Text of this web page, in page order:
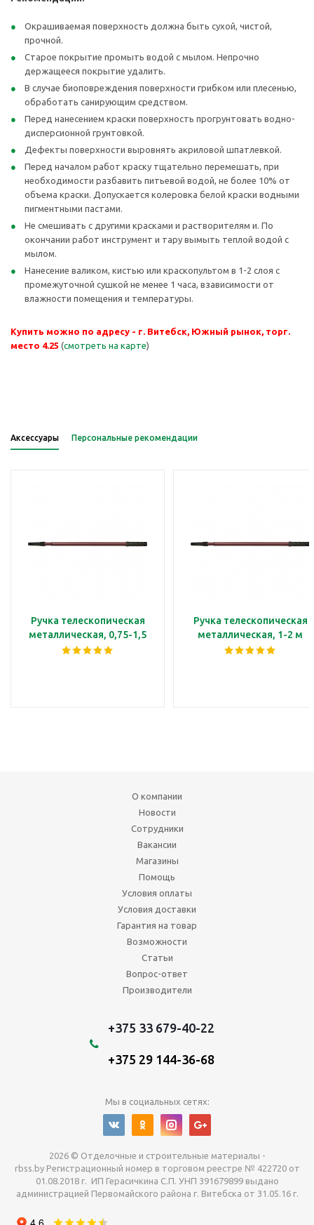
Окрашиваемая поверхность должна быть сухой, чистой,
прочной.
Старое покрытие промыть водой с мылом. Непрочно
держащееся покрытие удалить.
В случае биоповреждения поверхности грибком или плесенью,
обработать санирующим средством.
Перед нанесением краски поверхность прогрунтовать водно-
дисперсионной грунтовкой.
Дефекты поверхности выровнять акриловой шпатлевкой.
Перед началом работ краску тщательно перемешать, при
необходимости разбавить питьевой водой, не более 10% от
объема краски. Допускается колеровка белой краски водными
пигментными пастами.
Не смешивать с другими красками и растворителям и. По
окончании работ инструмент и тару вымыть теплой водой с
мылом.
Нанесение валиком, кистью или краскопультом в 1-2 слоя с
промежуточной сушкой не менее 1 часа, взависимости от
влажности помещения и температуры.
Купить можно по адресу - г. Витебск, Южный рынок, торг.
место 4.25 (смотреть на карте)
Аксессуары Персональные рекомендации
Ручка телескопическая
металлическая, 0,75-1,5
м
Ручка телескопическая
металлическая, 1-2 м
О компании
Новости
Сотрудники
Вакансии
Магазины
Помощь
Условия оплаты
Условия доставки
Гарантия на товар
Возможности
Статьи
Вопрос-ответ
Производители
+375 33 679-40-22
+375 29 144-36-68
Мы в социальных сетях:
2026 © Отделочные и строительные материалы -
rbss.by Регистрационный номер в торговом реестре № 422720 от
01.08.2018 г. ИП Герасичкина С.П. УНП 391679899 выдано
администрацией Первомайского района г. Витебска от 31.05.16 г.